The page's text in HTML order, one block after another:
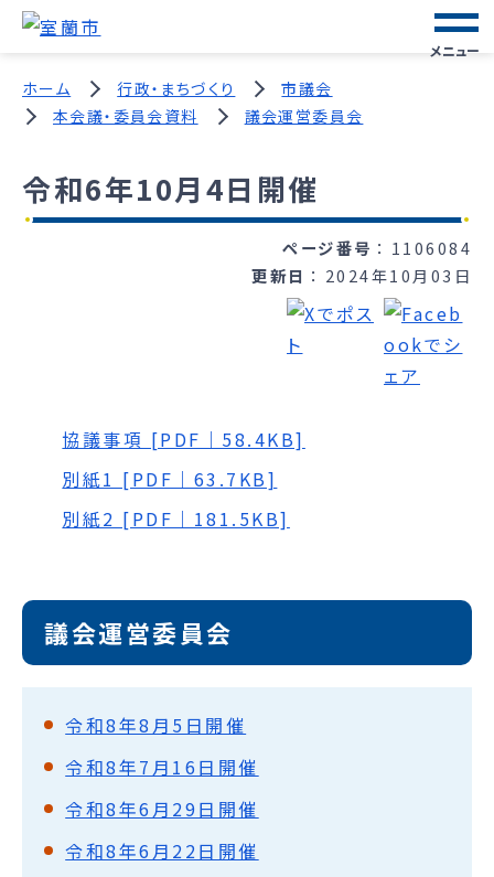
メニュー
ホーム 行政・まちづくり
市議会
本会議・委員会資料
議会運営委員会
令和6年10月4日開催
ページ番号
1106084
更新日
2024年10月03日
協議事項 [PDF｜58.4KB]
別紙1 [PDF｜63.7KB]
別紙2 [PDF｜181.5KB]
議会運営委員会
令和8年8月5日開催
令和8年7月16日開催
令和8年6月29日開催
令和8年6月22日開催